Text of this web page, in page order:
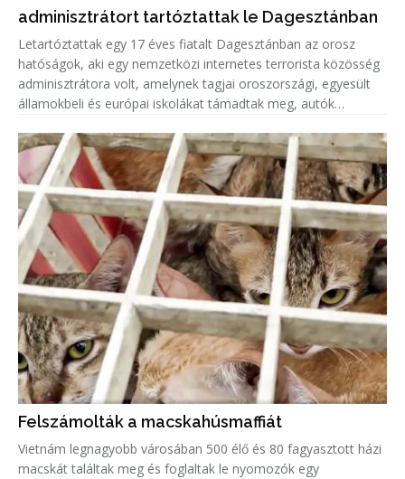
adminisztrátort tartóztattak le Dagesztánban
Letartóztattak egy 17 éves fiatalt Dagesztánban az orosz
hatóságok, aki egy nemzetközi internetes terrorista közösség
adminisztrátora volt, amelynek tagjai oroszországi, egyesült
államokbeli és európai iskolákat támadtak meg, autók
Felszámolták a macskahúsmaffiát
Vietnám legnagyobb városában 500 élő és 80 fagyasztott házi
macskát találtak meg és foglaltak le nyomozók egy